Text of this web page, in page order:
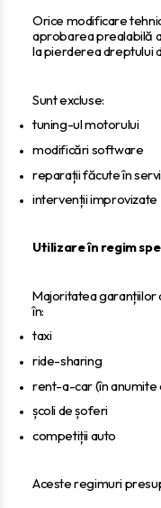
Orice modificare
aprobarea prealabilă
la pierderea dreptului
Sunt excluse:
tuning-ul motorului
modificări software
reparații făcute în
intervenții improvizate
Utilizare în regim
Majoritatea garanțiilor
în:
taxi
ride-sharing
rent-a-car (în anumite
școli de șoferi
competiții auto
Aceste regimuri